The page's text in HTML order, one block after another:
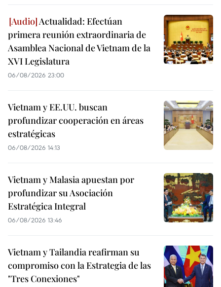
Actualidad: Efectúan
primera reunión extraordinaria de
Asamblea Nacional de Vietnam de la
XVI Legislatura
06/08/2026 23:00
Vietnam y EE.UU. buscan
profundizar cooperación en áreas
estratégicas
06/08/2026 14:13
Vietnam y Malasia apuestan por
profundizar su Asociación
Estratégica Integral
06/08/2026 13:46
Vietnam y Tailandia reafirman su
compromiso con la Estrategia de las
"Tres Conexiones"